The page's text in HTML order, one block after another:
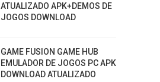
ATUALIZADO APK+DEMOS DE
JOGOS DOWNLOAD
GAME FUSION GAME HUB
EMULADOR DE JOGOS PC APK
DOWNLOAD ATUALIZADO